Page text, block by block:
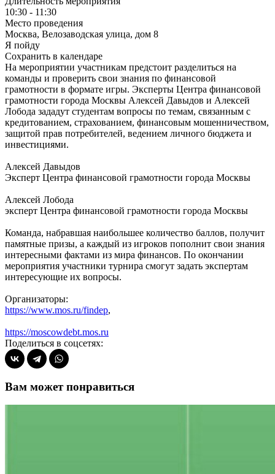
10:30 - 11:30
Место проведения
Москва, Велозаводская улица, дом 8
Я пойду
Сохранить в календаре
На мероприятии участникам предстоит разделиться на
команды и проверить свои знания по финансовой
грамотности в формате игры. Эксперты Центра финансовой
грамотности города Москвы Алексей Давыдов и Алексей
Лобода зададут студентам вопросы по темам, связанным с
кредитованием, страхованием, финансовым мошенничеством,
защитой прав потребителей, ведением личного бюджета и
инвестициями.
Алексей Давыдов
Эксперт Центра финансовой грамотности города Москвы
Алексей Лобода
эксперт Центра финансовой грамотности города Москвы
Команда, набравшая наибольшее количество баллов, получит
памятные призы, а каждый из игроков пополнит свои знания
интересными фактами из мира финансов. По окончании
мероприятия участники турнира смогут задать экспертам
интересующие их вопросы.
Организаторы:
https://www.mos.ru/findep,
https://moscowdebt.mos.ru
Поделиться в соцсетях:
Вам может понравиться